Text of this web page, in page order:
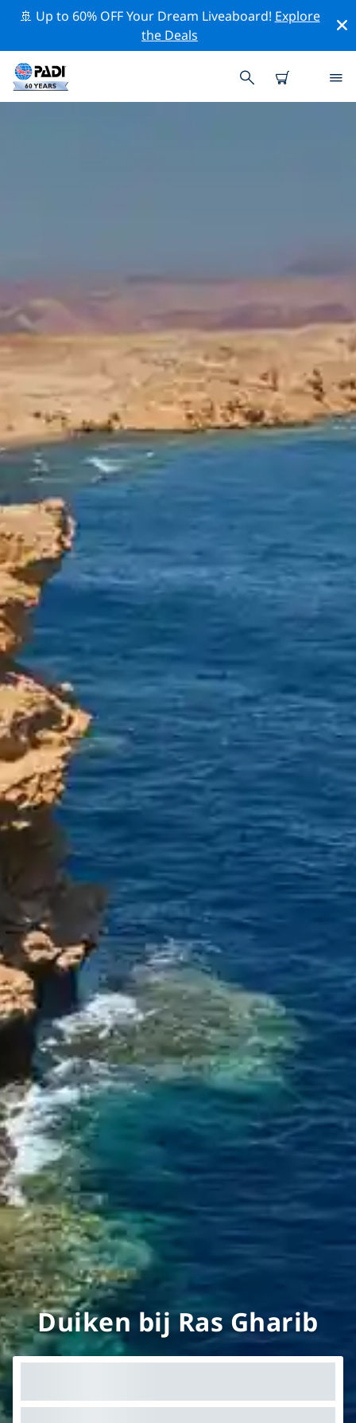
🚢 Up to 60% OFF Your Dream Liveaboard! Explore
the Deals
Duiken bij Ras Gharib